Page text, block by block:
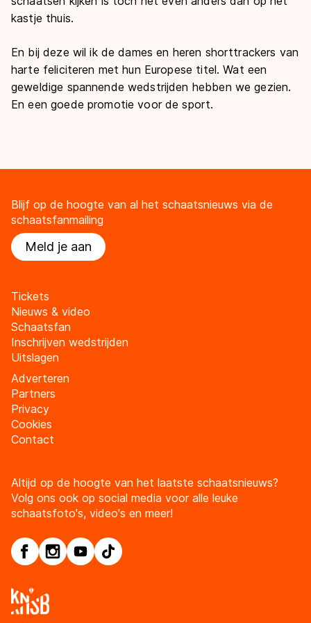
kastje thuis.
En bij deze wil ik de dames en heren shorttrackers van
harte feliciteren met hun Europese titel. Wat een
geweldige spannende wedstrijden hebben we gezien.
En een goede promotie voor de sport.
Blijf op de hoogte van al het schaatsnieuws via de
schaatsfanmailing
Meld je aan
Tickets
Nieuws & video
Schaatsfan
Inschrijven wedstrijden
Uitslagen
Adverteren
Partners
Privacy
Cookies
Contact
Altijd op de hoogte van het laatste schaatsnieuws?
Volg ons ook op social media voor alle leuke
schaatsfoto's, video's en meer!